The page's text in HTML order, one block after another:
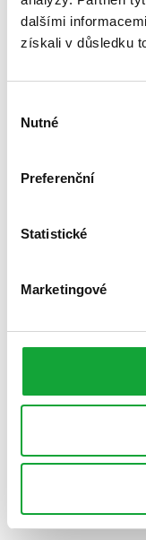
dalšími
získali v důsledku
souhlasu
Nutné
Preferenční
Statistické
Marketingové